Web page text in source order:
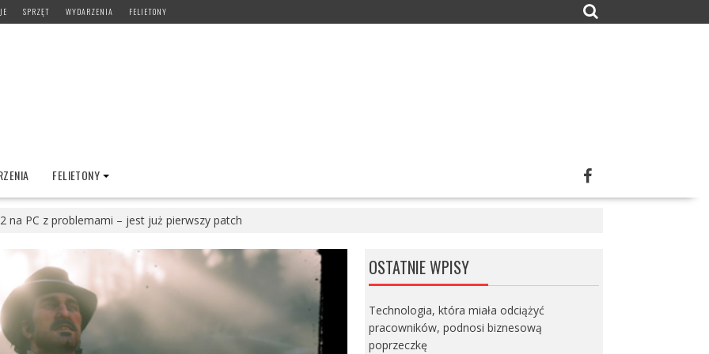
SPRZĘT WYDARZENIA FELIETONY
FELIETONY
na PC z problemami – jest już pierwszy patch
OSTATNIE WPISY
Technologia, która miała odciążyć
pracowników, podnosi biznesową
poprzeczkę